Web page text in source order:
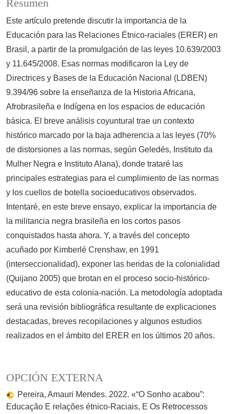
OPCIÓN EXTERNA
Pereira, Amauri Mendes. 2022. «“O Sonho acabou”:
Educação E relações étnico-Raciais, E Os Retrocessos
Resumen
Este artículo pretende discutir la importancia de la
Educación para las Relaciones Étnico-raciales (ERER) en
Brasil, a partir de la promulgación de las leyes 10.639/2003
y 11.645/2008. Esas normas modificaron la Ley de
Directrices y Bases de la Educación Nacional (LDBEN)
9.394/96 sobre la enseñanza de la Historia Africana,
Afrobrasileña e Indígena en los espacios de educación
básica. El breve análisis coyuntural trae un contexto
histórico marcado por la baja adherencia a las leyes (70%
de distorsiones a las normas, según Geledés, Instituto da
Mulher Negra e Instituto Alana), donde trataré las
principales estrategias para el cumplimiento de las normas
y los cuellos de botella socioeducativos observados.
Intentaré, en este breve ensayo, explicar la importancia de
la militancia negra brasileña en los cortos pasos
conquistados hasta ahora. Y, a través del concepto
acuñado por Kimberlé Crenshaw, en 1991
(interseccionalidad), exponer las heridas de la colonialidad
(Quijano 2005) que brotan en el proceso socio-histórico-
educativo de esta colonia-nación. La metodología adoptada
será una revisión bibliográfica resultante de explicaciones
destacadas, breves recopilaciones y algunos estudios
realizados en el ámbito del ERER en los últimos 20 años.